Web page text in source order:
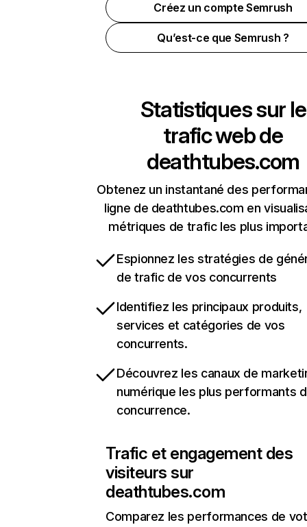
Créez un compte Semrush
Qu’est-ce que Semrush ?
Statistiques sur le
trafic web de
deathtubes.com
Obtenez un instantané des
ligne de deathtubes.com en
métriques de trafic les plus
Espionnez les stratégies de
de trafic de vos concurrents
Identifiez les principaux produits,
services et catégories de vos
concurrents.
Découvrez les canaux de
numérique les plus performants
concurrence.
Trafic et engagement des
visiteurs sur
deathtubes.com
Comparez les performances de